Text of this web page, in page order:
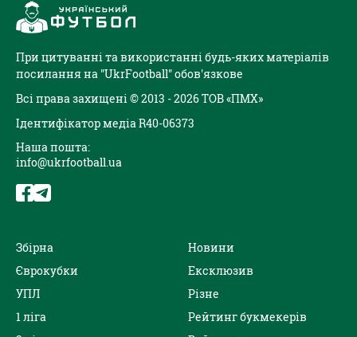
При цитуванні та використанні будь-яких матеріалів
посилання на "UkrFootball" обов'язкове
Всі права захищені © 2013 - 2026 ТОВ «ПМХ»
Ідентифікатор медіа R40-06373
Наша пошта:
info@ukrfootball.ua
Збірна
Єврокубки
УПЛ
1 ліга
Новини
Ексклюзив
Різне
Рейтинг букмекерів